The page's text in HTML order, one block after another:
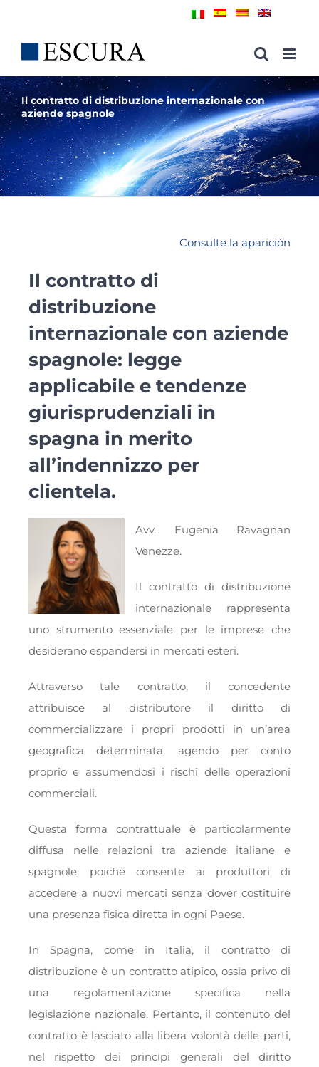
Il contratto di distribuzione internazionale con
aziende spagnole
Consulte la aparición
Il contratto di
distribuzione
internazionale con aziende
spagnole: legge
applicabile e tendenze
giurisprudenziali in
spagna in merito
all’indennizzo per
clientela.
Avv. Eugenia Ravagnan
Venezze.
Il contratto di distribuzione
internazionale rappresenta
uno strumento essenziale per le imprese che
desiderano espandersi in mercati esteri.
Attraverso tale contratto, il concedente
attribuisce al distributore il diritto di
commercializzare i propri prodotti in un’area
geografica determinata, agendo per conto
proprio e assumendosi i rischi delle operazioni
commerciali.
Questa forma contrattuale è particolarmente
diffusa nelle relazioni tra aziende italiane e
spagnole, poiché consente ai produttori di
accedere a nuovi mercati senza dover costituire
una presenza fisica diretta in ogni Paese.
In Spagna, come in Italia, il contratto di
distribuzione è un contratto atipico, ossia privo di
una regolamentazione specifica nella
legislazione nazionale. Pertanto, il contenuto del
contratto è lasciato alla libera volontà delle parti,
nel rispetto dei principi generali del diritto